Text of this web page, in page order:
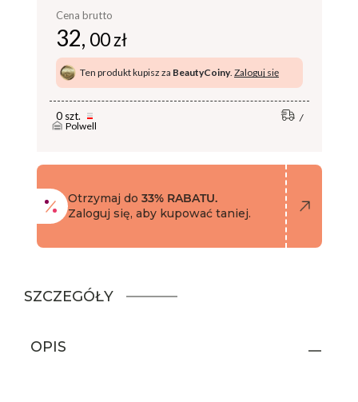
Cena brutto
32, 00 zł
Ten produkt kupisz za BeautyCoiny. Zaloguj się
0 szt.
Polwell
Otrzymaj do 33% RABATU.
Zaloguj się, aby kupować taniej.
SZCZEGÓŁY
OPIS